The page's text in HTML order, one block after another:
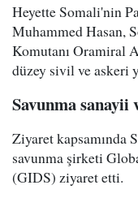
Heyette Somali'nin
Muhammed Hasan,
Komutanı Oramiral
düzey sivil ve askeri
Savunma
Ziyaret kapsamında
savunma şirketi
(GIDS) ziyaret etti.